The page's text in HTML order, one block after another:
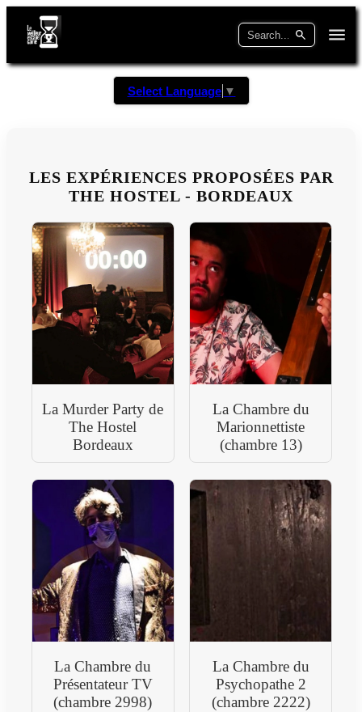
Select Language ▼
LES EXPÉRIENCES PROPOSÉES PAR
THE HOSTEL - BORDEAUX
La Murder Party de
The Hostel
Bordeaux
La Chambre du
Marionnettiste
(chambre 13)
La Chambre du
Présentateur TV
(chambre 2998)
La Chambre du
Psychopathe 2
(chambre 2222)